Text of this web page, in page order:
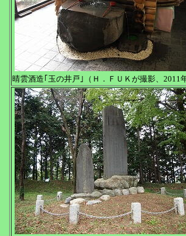
晴雲酒造｢玉の井戸｣（Ｈ．ＦＵＫが撮影、2011